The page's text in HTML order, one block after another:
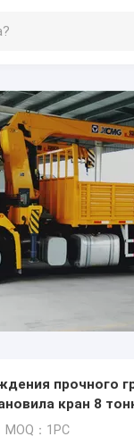
прочного
кран 8
MOQ：1PC